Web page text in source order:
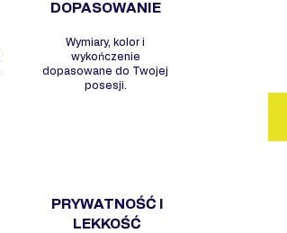
DOPASOWANIE
Wymiary, kolor i
wykończenie
dopasowane do Twojej
posesji.
PRYWATNOŚĆ I
LEKKOŚĆ